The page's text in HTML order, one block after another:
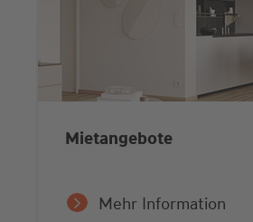
Mietangebote
Mehr Information